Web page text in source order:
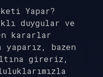
Yapar?
duygular ve
kararlar
bazen
gireriz,